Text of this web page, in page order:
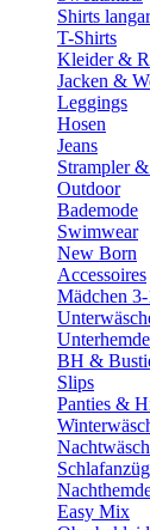
Shirts
T-Shirts
Kleider &
Jacken &
Leggings
Hosen
Jeans
Strampler
Outdoor
Bademode
Swimwear
New Born
Accessoires
Mädchen
BH &
Slips
Panties &
Easy Mix